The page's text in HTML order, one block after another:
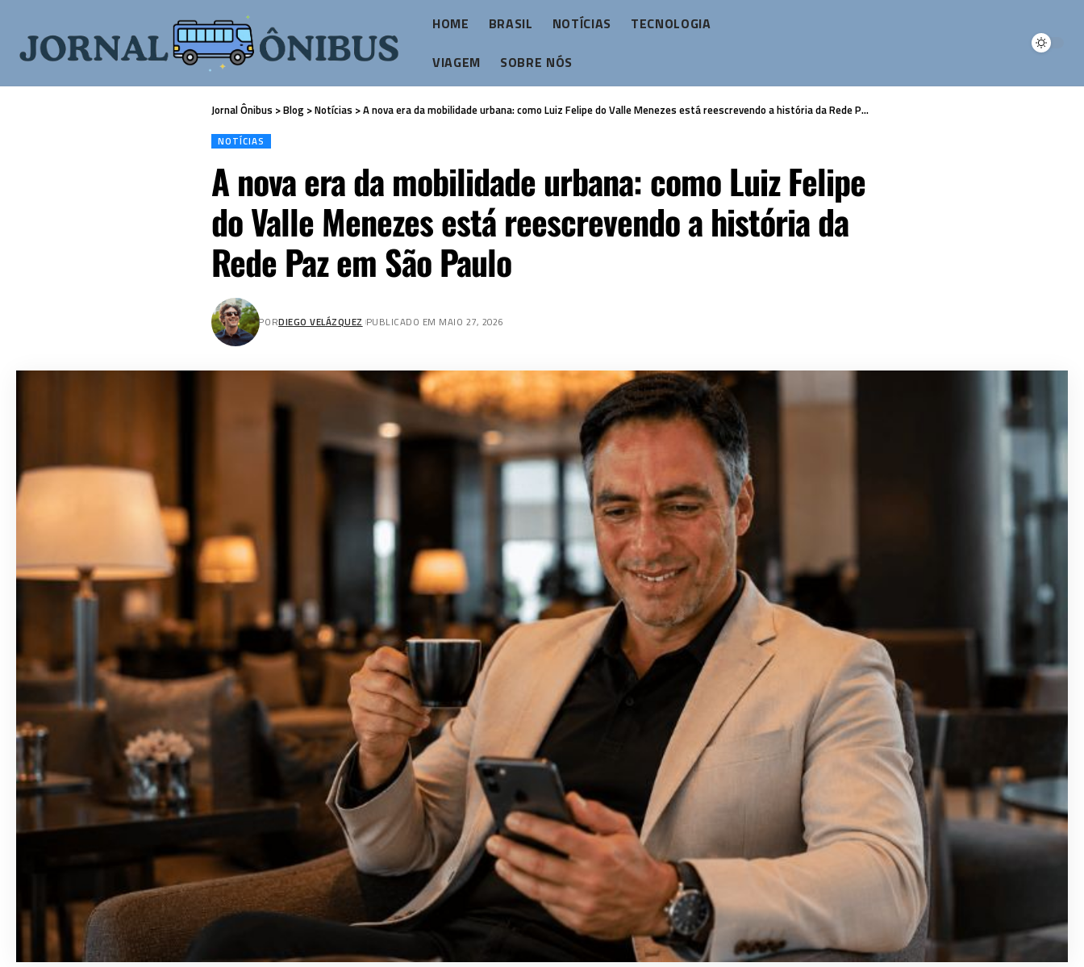
HOME BRASIL NOTÍCIAS
TECNOLOGIA
VIAGEM
SOBRE NÓS
Jornal Ônibus >Blog >Notícias >A nova era da mobilidade urbana: como Luiz Felipe do Valle Menezes está reescrevendo a história da Rede Paz em São Paulo
NOTÍCIAS
A nova era da mobilidade urbana: como Luiz Felipe
do Valle Menezes está reescrevendo a história da
Rede Paz em São Paulo
PORDIEGO VELÁZQUEZ PUBLICADO EM MAIO 27, 2026